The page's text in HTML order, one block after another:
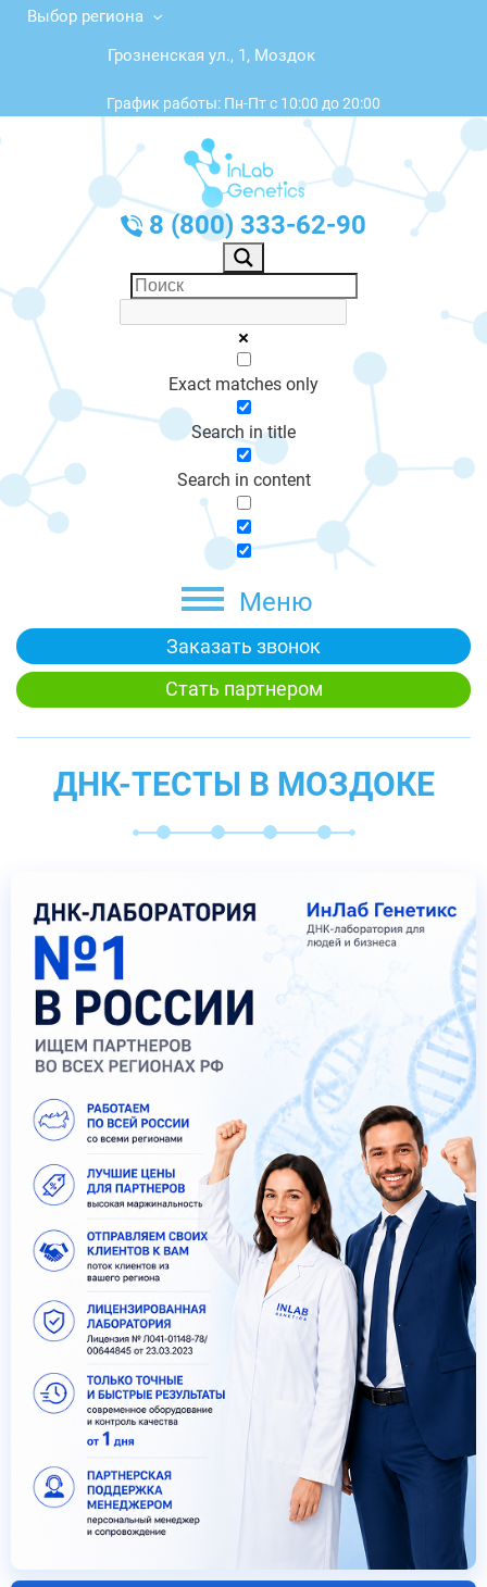
Выбор региона
Грозненская ул., 1, Моздок
График работы: Пн-Пт с 10:00 до 20:00
8 (800) 333-62-90
Exact matches only
Search in title
Search in content
Меню
Заказать звонок
Стать партнером
ДНК-ТЕСТЫ В МОЗДОКЕ